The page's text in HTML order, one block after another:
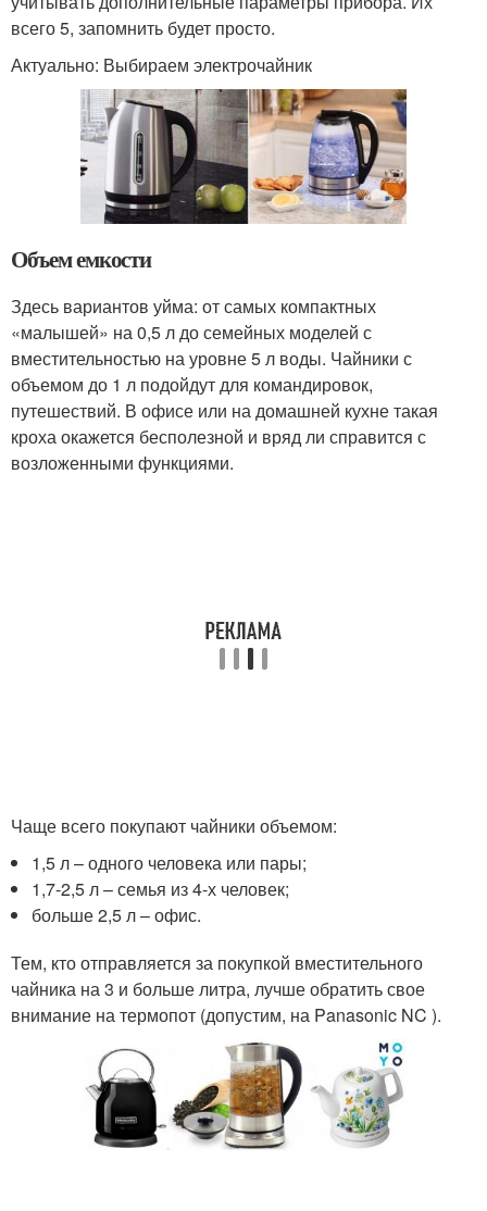
всего 5, запомнить будет просто.
Актуально: Выбираем электрочайник
Объем емкости
Здесь вариантов уйма: от самых компактных
«малышей» на 0,5 л до семейных моделей с
вместительностью на уровне 5 л воды. Чайники с
объемом до 1 л подойдут для командировок,
путешествий. В офисе или на домашней кухне такая
кроха окажется бесполезной и вряд ли справится с
возложенными функциями.
Чаще всего покупают чайники объемом:
1,5 л – одного человека или пары;
1,7-2,5 л – семья из 4-х человек;
больше 2,5 л – офис.
Тем, кто отправляется за покупкой вместительного
чайника на 3 и больше литра, лучше обратить свое
внимание на термопот (допустим, на Panasonic NC ).